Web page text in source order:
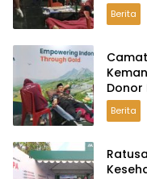
Berita
Donor
Berita